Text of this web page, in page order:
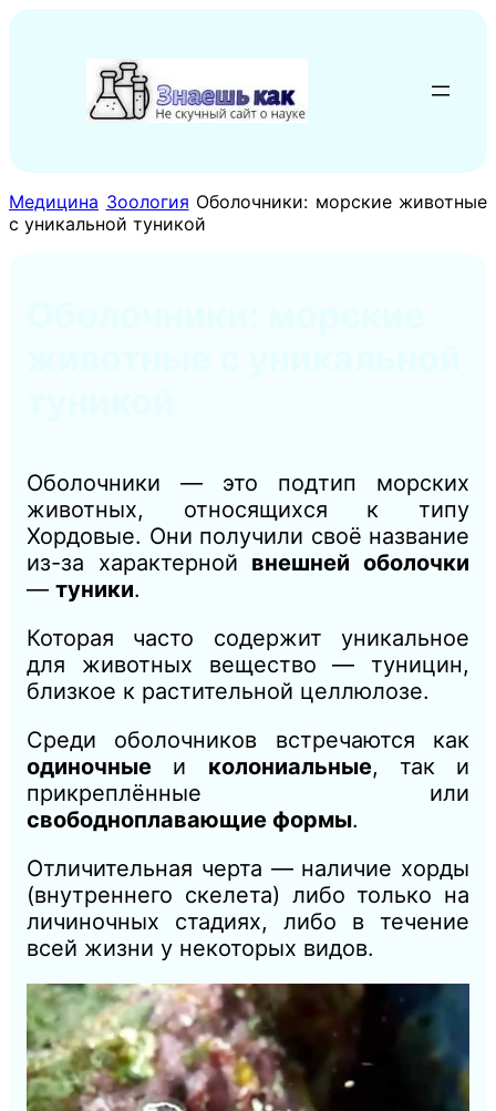
содержимому
Медицина Зоология Оболочники: морские животные
с уникальной туникой
Оболочники — это подтип морских
животных, относящихся к типу
Хордовые. Они получили своё название
из-за характерной внешней оболочки
— туники.
Которая часто содержит уникальное
для животных вещество — туницин,
близкое к растительной целлюлозе.
Среди оболочников встречаются как
одиночные и колониальные, так и
прикреплённые или
свободноплавающие формы.
Отличительная черта — наличие хорды
(внутреннего скелета) либо только на
личиночных стадиях, либо в течение
всей жизни у некоторых видов.